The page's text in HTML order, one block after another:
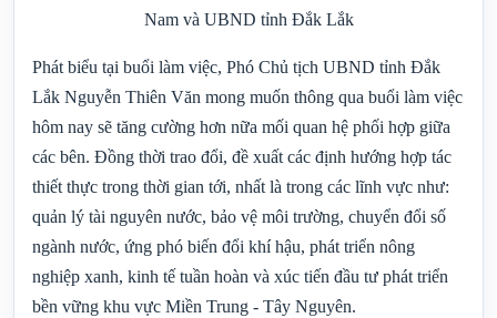
Nam và UBND tỉnh Đắk Lắk
Phát biểu tại buổi làm việc, Phó Chủ tịch UBND tỉnh Đắk
Lắk Nguyễn Thiên Văn mong muốn thông qua buổi làm việc
hôm nay sẽ tăng cường hơn nữa mối quan hệ phối hợp giữa
các bên. Đồng thời trao đổi, đề xuất các định hướng hợp tác
thiết thực trong thời gian tới, nhất là trong các lĩnh vực như:
quản lý tài nguyên nước, bảo vệ môi trường, chuyển đổi số
ngành nước, ứng phó biến đổi khí hậu, phát triển nông
nghiệp xanh, kinh tế tuần hoàn và xúc tiến đầu tư phát triển
bền vững khu vực Miền Trung - Tây Nguyên.